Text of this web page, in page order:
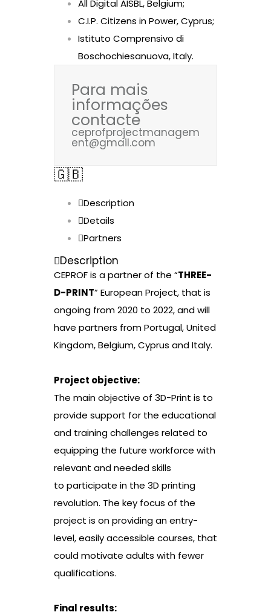
All Digital AISBL, Belgium;
C.I.P. Citizens in Power, Cyprus;
Istituto Comprensivo di
Boschochiesanuova, Italy.
Para mais
informações
contacte
ceprofprojectmanagem
ent@gmail.com
🇬🇧
Description
Details
Partners
Description
CEPROF is a partner of the “THREE-
D-PRINT” European Project, that is
ongoing from 2020 to 2022, and will
have partners from Portugal, United
Kingdom, Belgium, Cyprus and Italy.
Project objective:
The main objective of 3D-Print is to
provide support for the educational
and training challenges related to
equipping the future workforce with
relevant and needed skills
to participate in the 3D printing
revolution. The key focus of the
project is on providing an entry-
level, easily accessible courses, that
could motivate adults with fewer
qualifications.
Final results: